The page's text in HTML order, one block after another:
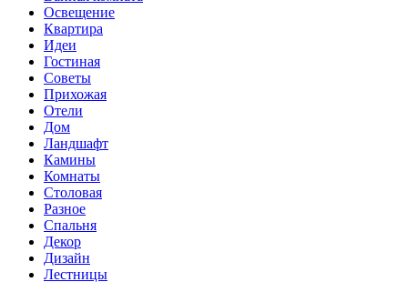
Освещение
Квартира
Идеи
Гостиная
Советы
Прихожая
Отели
Дом
Ландшафт
Камины
Комнаты
Столовая
Разное
Спальня
Декор
Дизайн
Лестницы